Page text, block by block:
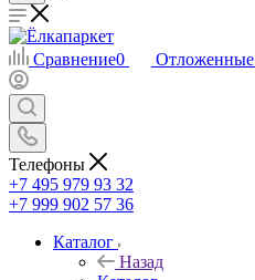
Сравнение0 Отложенные
Телефоны
+7 495 979 93 32
+7 999 902 57 36
Каталог
Назад